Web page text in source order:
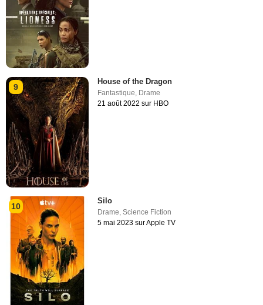
9
House of the Dragon
Fantastique, Drame
21 août 2022 sur HBO
10
Silo
Drame,Science Fiction
5 mai 2023 sur Apple TV